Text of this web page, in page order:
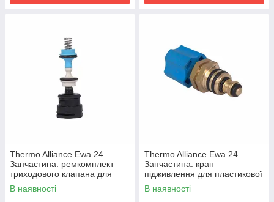
Thermo Alliance Ewa 24
Запчастина: ремкомплект
триходового клапана для
пластикової гідрогрупи
(15311660500100)
В наявності
Thermo Alliance Ewa 24
Запчастина: кран
підживлення для пластикової
гідрогрупи (15311009000074)
В наявності